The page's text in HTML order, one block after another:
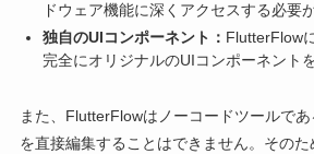
ドウェア機能に深くアクセスする必要
独自のUIコンポーネント： FlutterFlow
完全にオリジナルのUIコンポーネント
また、FlutterFlowはノーコードツールで
を直接編集することはできません。その